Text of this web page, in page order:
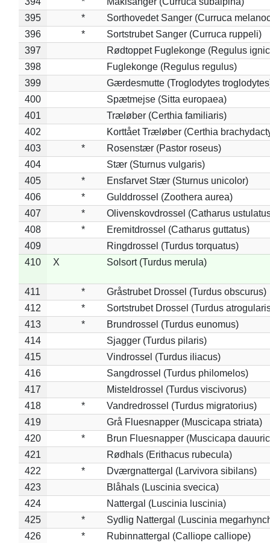
395
*
Sorthovedet Sanger (Curruca
396
*
Sortstrubet Sanger (Curruca ruppeli)
397
Rødtoppet Fuglekonge (Regulus
398
Fuglekonge (Regulus regulus)
399
Gærdesmutte (Troglodytes
400
Spætmejse (Sitta europaea)
401
Træløber (Certhia familiaris)
402
Korttået Træløber (Certhia
403
*
Rosenstær (Pastor roseus)
404
Stær (Sturnus vulgaris)
405
*
Ensfarvet Stær (Sturnus unicolor)
406
*
Gulddrossel (Zoothera aurea)
407
*
Olivenskovdrossel (Catharus
408
*
Eremitdrossel (Catharus guttatus)
409
Ringdrossel (Turdus torquatus)
410
X Solsort (Turdus merula)
411 *
Gråstrubet Drossel (Turdus obscurus)
412
*
Sortstrubet Drossel (Turdus
413
*
Brundrossel (Turdus eunomus)
414
Sjagger (Turdus pilaris)
415
Vindrossel (Turdus iliacus)
416
Sangdrossel (Turdus philomelos)
417
Misteldrossel (Turdus viscivorus)
418
*
Vandredrossel (Turdus migratorius)
419
Grå Fluesnapper (Muscicapa striata)
420
*
Brun Fluesnapper (Muscicapa
421
Rødhals (Erithacus rubecula)
422
*
Dværgnattergal (Larvivora sibilans)
423
Blåhals (Luscinia svecica)
424
Nattergal (Luscinia luscinia)
425
*
Sydlig Nattergal (Luscinia
426
*
Rubinnattergal (Calliope calliope)